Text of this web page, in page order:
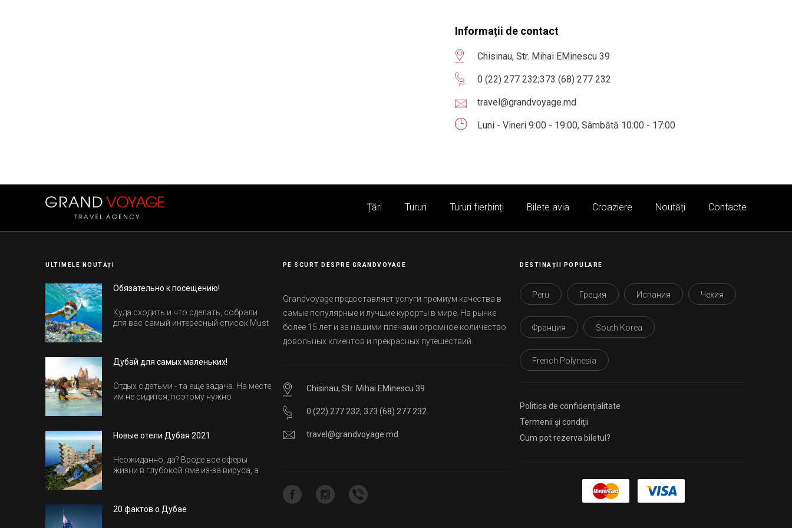
Informații de contact
Chisinau, Str. Mihai EMinescu 39
0 (22) 277 232;373 (68) 277 232
travel@grandvoyage.md
Luni - Vineri 9:00 - 19:00, Sâmbătă 10:00 - 17:00
Țări Tururi Tururi fierbinți Bilete avia Croaziere Noutăți Contacte
ULTIMELE NOUTĂȚI
Обязательно к посещению!
Куда сходить и что сделать, собрали
для вас самый интересный список Must
Дубай для самых маленьких!
Отдых с детьми - та еще задача. На месте
им не сидится, поэтому нужно
весело.
Новые отели Дубая 2021
Неожиданно, да? Вроде все сферы
жизни в глубокой яме из-за вируса, а
Напоминаем, что новые отели обычно
20 фактов о Дубае
PE SCURT DESPRE GRANDVOYAGE
Grandvoyage предоставляет услуги премиум качества в
самые популярные и лучшие курорты в мире. На рынке
более 15 лет и за нашими плечами огромное количество
довольных клиентов и прекрасных путешествий.
Chisinau, Str. Mihai EMinescu 39
0 (22) 277 232; 373 (68) 277 232
travel@grandvoyage.md
DESTINAȚII POPULARE
Peru Греция Испания Чехия
Франция South Korea
French Polynesia
Politica de confidenţialitate
Termenii şi condiţii
Cum pot rezerva biletul?